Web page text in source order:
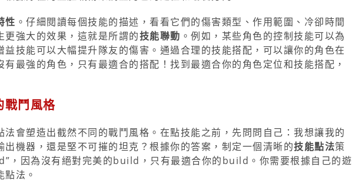
性 。仔細閱讀每個技能的描述，看看它們的傷害類型、作用範圍、冷卻時間
強大的效果，這就是所謂的技能聯動 。例如，某些角色的控制技能可以為
技能可以大幅提升隊友的傷害。通過合理的技能搭配，可以讓你的角色在
最強的角色，只有最適合的搭配！找到最適合你的角色定位和技能搭配，
戰鬥風格
會塑造出截然不同的戰鬥風格。在點技能之前，先問問自己：我想讓我的
機器，還是堅不可摧的坦克？根據你的答案，制定一個清晰的技能點法策
，因為沒有絕對完美的build，只有最適合你的build。你需要根據自己的遊
法。